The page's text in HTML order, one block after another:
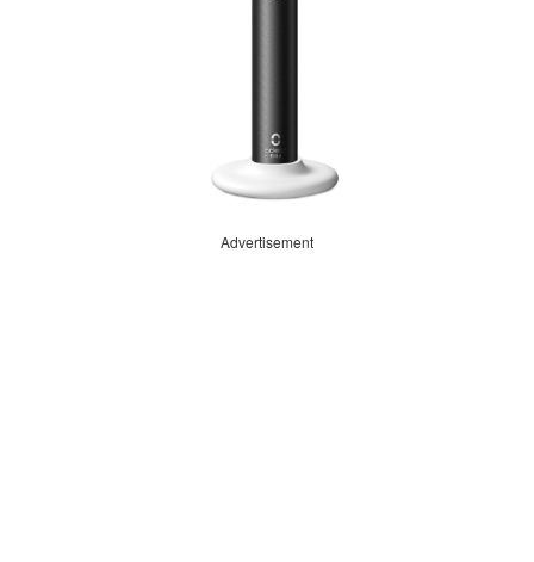
Advertisement